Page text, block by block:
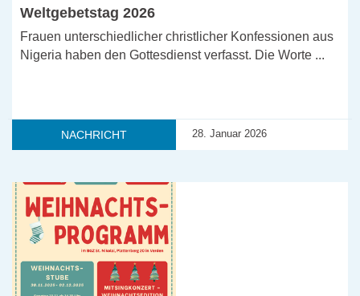
Weltgebetstag 2026
Frauen unterschiedlicher christlicher Konfessionen aus
Nigeria haben den Gottesdienst verfasst. Die Worte ...
NACHRICHT 28. Januar 2026